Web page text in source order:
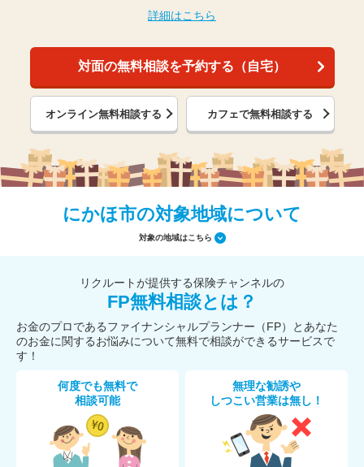
詳細はこちら
対面の無料相談を予約する（自宅）
オンライン無料相談する カフェで無料相談する
にかほ市の対象地域について
対象の地域はこちら
リクルートが提供する保険チャンネルの
FP無料相談とは？
お金のプロであるファイナンシャルプランナー（FP）とあなた
のお金に関するお悩みについて無料で相談ができるサービスで
す！
何度でも無料で
相談可能
無理な勧誘や
しつこい営業は無し！